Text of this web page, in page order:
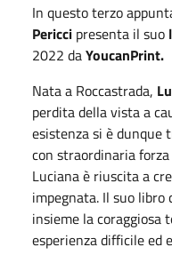
In questo terzo
Pericci presenta il suo
2022 daYoucanPrint.
Nata a Roccastrada,
perdita della vista a
esistenza si è dunque
con straordinaria
Luciana è riuscita a
impegnata. Il suo
insieme la coraggiosa
esperienza difficile ed